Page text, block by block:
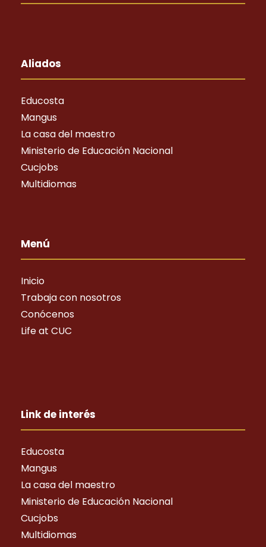
Aliados
Educosta
Mangus
La casa del maestro
Ministerio de Educación Nacional
Cucjobs
Multidiomas
Menú
Inicio
Trabaja con nosotros
Conócenos
Life at CUC
Link de interés
Educosta
Mangus
La casa del maestro
Ministerio de Educación Nacional
Cucjobs
Multidiomas